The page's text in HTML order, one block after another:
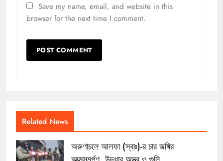
Save my name, email, and website in this
browser for the next time I comment.
Related News
অরুণাচলে আলফা (স্বাঃ)-র চার জঙ্গির